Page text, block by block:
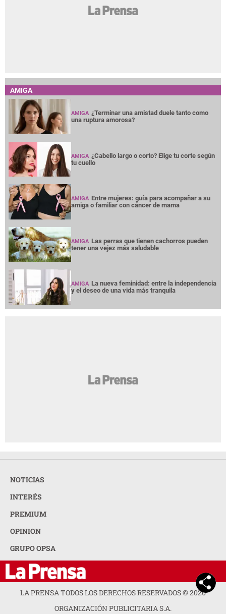
AMIGA
AMIGA ¿Terminar una amistad duele tanto como
una ruptura amorosa?
AMIGA ¿Cabello largo o corto? Elige tu corte según
tu cuello
AMIGA Entre mujeres: guía para acompañar a su
amiga o familiar con cáncer de mama
AMIGA Las perras que tienen cachorros pueden
tener una vejez más saludable
AMIGA La nueva feminidad: entre la independencia
y el deseo de una vida más tranquila
NOTICIAS
INTERÉS
PREMIUM
OPINION
GRUPO OPSA
LA PRENSA TODOS LOS DERECHOS RESERVADOS ©2026
ORGANIZACIÓN PUBLICITARIA S.A.